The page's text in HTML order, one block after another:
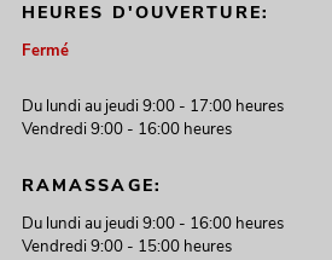
HEURES D'OUVERTURE:
Fermé
Du lundi au jeudi 9:00 - 17:00 heures
Vendredi 9:00 - 16:00 heures
RAMASSAGE:
Du lundi au jeudi 9:00 - 16:00 heures
Vendredi 9:00 - 15:00 heures